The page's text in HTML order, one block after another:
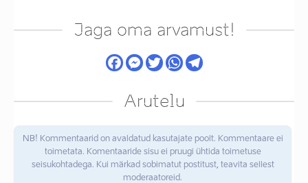
Jaga oma arvamust!
Arutelu
NB! Kommentaarid on avaldatud kasutajate poolt. Kommentaare ei
toimetata. Komentaaride sisu ei pruugi ühtida toimetuse
seisukohtadega. Kui märkad sobimatut postitust, teavita sellest
moderaatoreid.